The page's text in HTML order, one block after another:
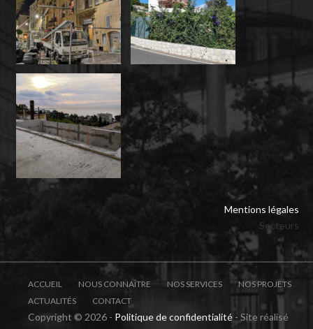
Mentions légales
Secteurs
ACCUEIL NOUS CONNAÎTRE NOS SERVICES
NOS PROJETS
ACTUALITÉS
CONTACT
Copyright © 2026 - Politique de confidentialité - Site réalisé